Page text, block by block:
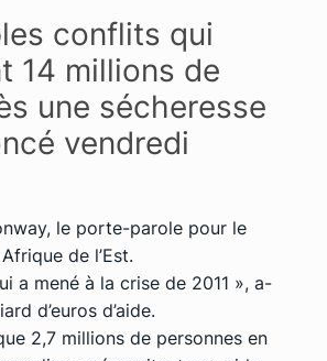
conflits qui
14 millions de
une sécheresse
vendredi
le porte-parole pour le
de l’Est.
a mené à la crise de 2011 », a-
d’euros d’aide.
2,7 millions de personnes en